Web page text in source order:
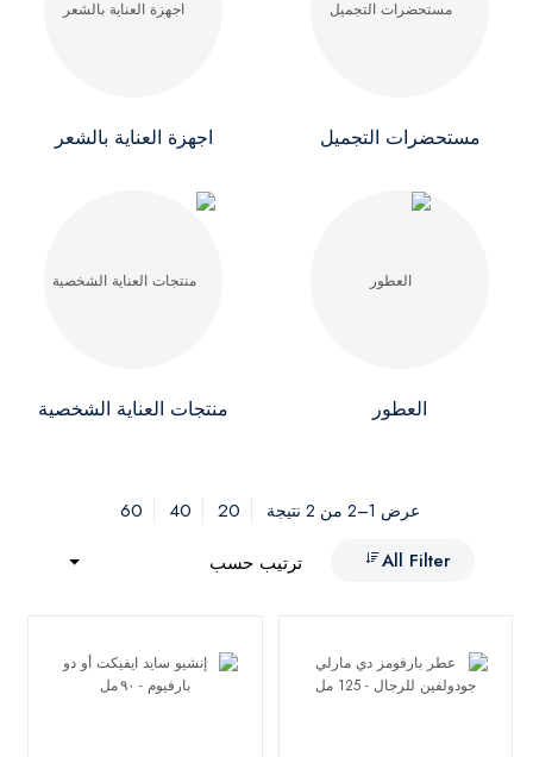
مستحضرات التجميل اجهزة العناية بالشعر
العطور منتجات العناية الشخصية
عرض 1–2 من 2 نتيجة 20
40
60
All Filter
ترتيب حسب